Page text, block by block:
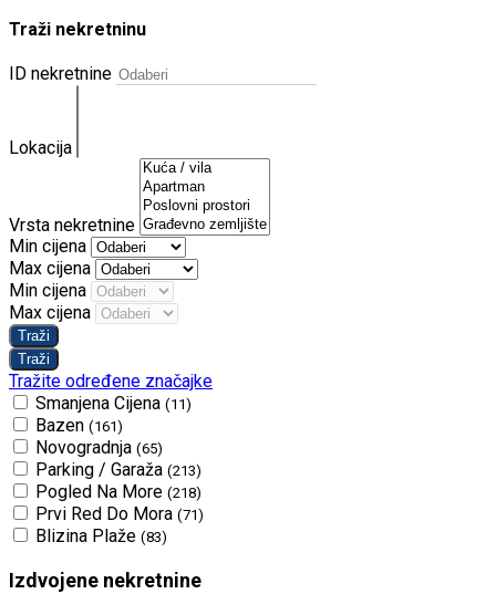
Traži nekretninu
ID nekretnine
Lokacija
Vrsta nekretnine
Min cijena
Max cijena
Min cijena
Max cijena
Tražite određene značajke
Smanjena Cijena (11)
Bazen (161)
Novogradnja (65)
Parking / Garaža (213)
Pogled Na More (218)
Prvi Red Do Mora (71)
Blizina Plaže (83)
Izdvojene nekretnine